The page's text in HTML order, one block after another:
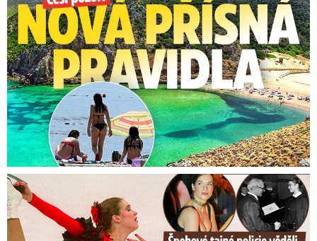
Tajná policie špehovala krasobruslařku Wittovou: Pikantní ...